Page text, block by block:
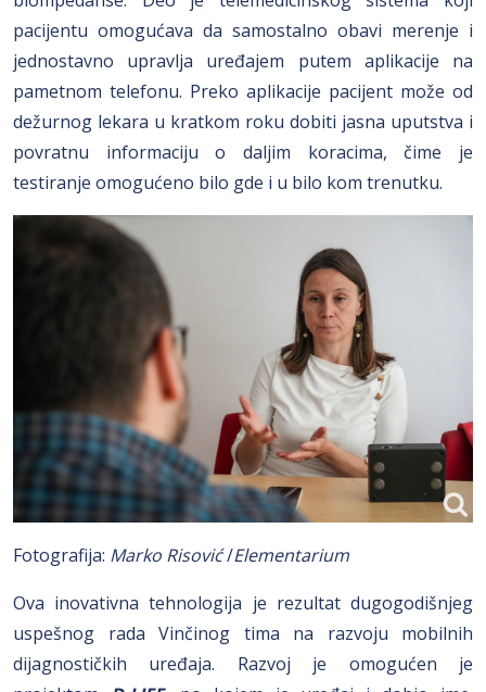
pacijentu omogućava da samostalno obavi merenje i
jednostavno upravlja uređajem putem aplikacije na
pametnom telefonu. Preko aplikacije pacijent može od
dežurnog lekara u kratkom roku dobiti jasna uputstva i
povratnu informaciju o daljim koracima, čime je
testiranje omogućeno bilo gde i u bilo kom trenutku.
Fotografija: Marko Risović/Elementarium
Ova inovativna tehnologija je rezultat dugogodišnjeg
uspešnog rada Vinčinog tima na razvoju mobilnih
dijagnostičkih uređaja. Razvoj je omogućen je